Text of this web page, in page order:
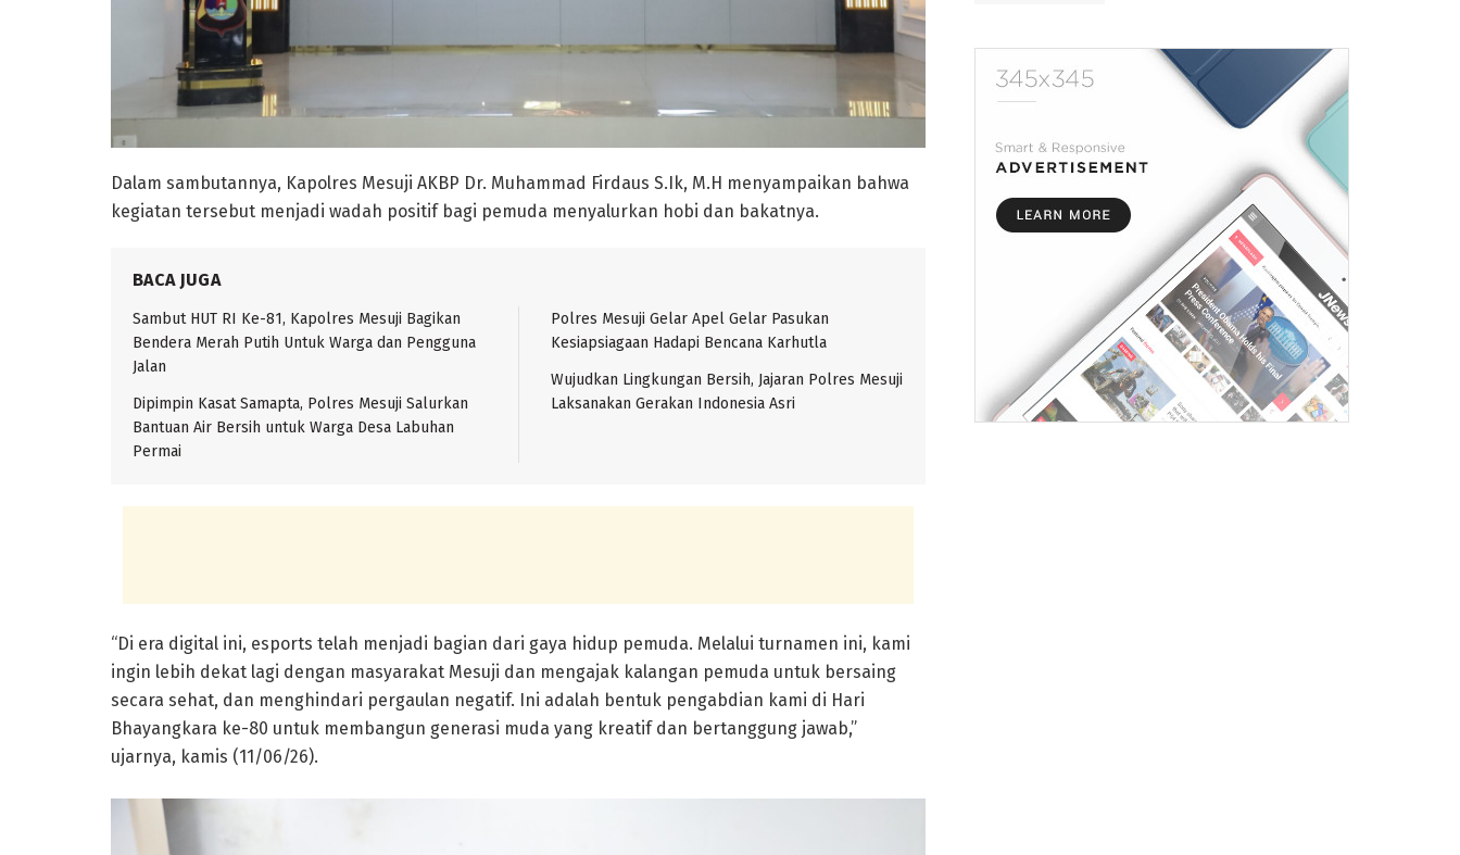
Dalam sambutannya, Kapolres Mesuji AKBP Dr. Muhammad Firdaus S.Ik, M.H menyampaikan bahwa
kegiatan tersebut menjadi wadah positif bagi pemuda menyalurkan hobi dan bakatnya.
BACA JUGA
Sambut HUT RI Ke-81, Kapolres Mesuji Bagikan
Bendera Merah Putih Untuk Warga dan Pengguna
Jalan
Dipimpin Kasat Samapta, Polres Mesuji Salurkan
Bantuan Air Bersih untuk Warga Desa Labuhan
Permai
Polres Mesuji Gelar Apel Gelar Pasukan
Kesiapsiagaan Hadapi Bencana Karhutla
Wujudkan Lingkungan Bersih, Jajaran Polres Mesuji
Laksanakan Gerakan Indonesia Asri
“Di era digital ini, esports telah menjadi bagian dari gaya hidup pemuda. Melalui turnamen ini, kami
ingin lebih dekat lagi dengan masyarakat Mesuji dan mengajak kalangan pemuda untuk bersaing
secara sehat, dan menghindari pergaulan negatif. Ini adalah bentuk pengabdian kami di Hari
Bhayangkara ke-80 untuk membangun generasi muda yang kreatif dan bertanggung jawab,”
ujarnya, kamis (11/06/26).